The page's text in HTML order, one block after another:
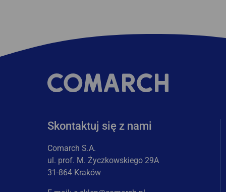
Skontaktuj się z nami
Comarch S.A.
ul. prof. M. Życzkowskiego 29A
31-864 Kraków